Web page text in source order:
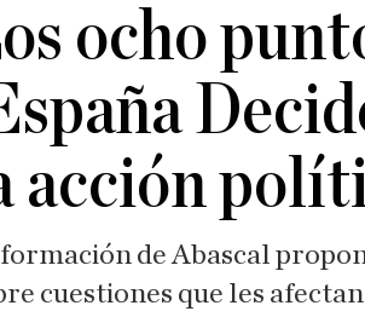
ocho
acción
de Abascal
cuestiones que les